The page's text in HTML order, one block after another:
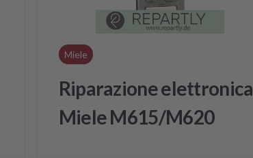
Miele
Riparazione elettronica
Miele M615/M620